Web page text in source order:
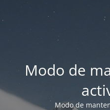
Modo de
Modo de